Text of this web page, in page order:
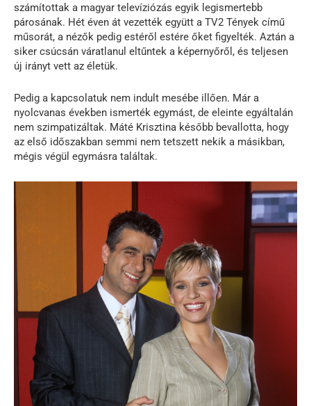
számítottak a magyar televíziózás egyik legismertebb
párosának. Hét éven át vezették együtt a TV2 Tények című
műsorát, a nézők pedig estéről estére őket figyelték. Aztán a
siker csúcsán váratlanul eltűntek a képernyőről, és teljesen
új irányt vett az életük.
Pedig a kapcsolatuk nem indult mesébe illően. Már a
nyolcvanas években ismerték egymást, de eleinte egyáltalán
nem szimpatizáltak. Máté Krisztina később bevallotta, hogy
az első időszakban semmi nem tetszett nekik a másikban,
mégis végül egymásra találtak.